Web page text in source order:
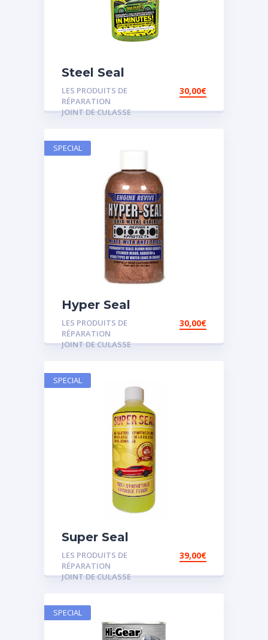
Steel Seal
LES PRODUITS DE
RÉPARATION
JOINT DE CULASSE
30,00€
Hyper Seal
LES PRODUITS DE
RÉPARATION
JOINT DE CULASSE
30,00€
SPECIAL
Super Seal
LES PRODUITS DE
RÉPARATION
JOINT DE CULASSE
39,00€
SPECIAL
SPECIAL